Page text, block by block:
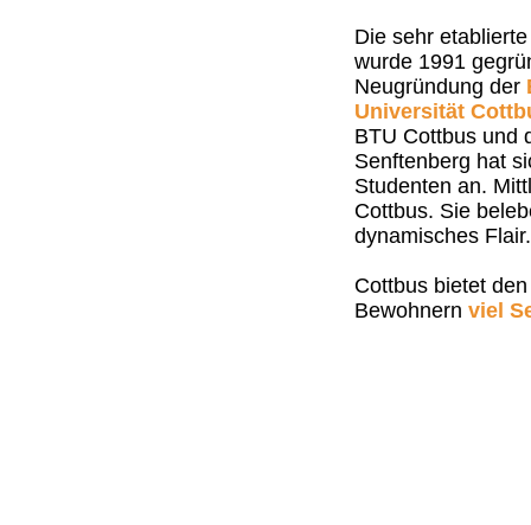
Die sehr
wurde 1991
Neugründung der
Universität
BTU Cottbus und
Senftenberg hat
Studenten an.
Cottbus. Sie
dynamisches Flair.
Cottbus bietet
Bewohnern viel